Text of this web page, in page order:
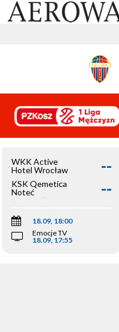
WKK Active
Hotel Wrocław
--
KSK Qemetica
Noteć
Inowrocław
--
18.09, 18:00
Emocje TV
18.09, 17:55